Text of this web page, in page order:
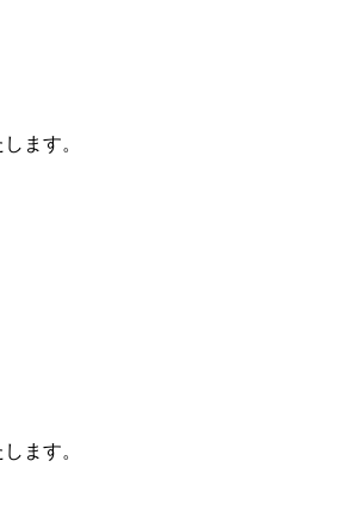
ます。
ます。